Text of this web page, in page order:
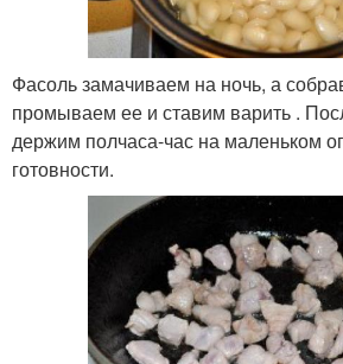
Фасоль замачиваем на ночь, а
промываем ее и ставим варить .
держим полчаса-час на маленьком
готовности.